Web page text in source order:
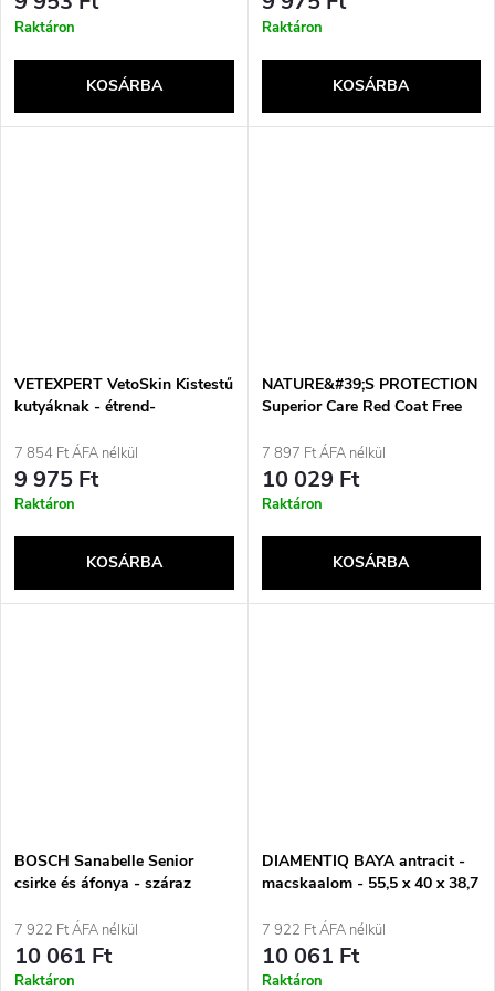
Raktáron
KOSÁRBA
Raktáron
KOSÁRBA
VETEXPERT VetoSkin Kistestű
kutyáknak - étrend-
macskáknak - 60 tabletta
7 854 Ft ÁFA nélkül
9 975 Ft
Raktáron
KOSÁRBA
NATURE&#39;S PROTECTION
Superior Care Red Coat Free
száraz eledel kölyökkutyáknak
- 1,5 kg
7 897 Ft ÁFA nélkül
10 029 Ft
Raktáron
KOSÁRBA
BOSCH Sanabelle Senior
csirke és áfonya - száraz
7 922 Ft ÁFA nélkül
10 061 Ft
Raktáron
DIAMENTIQ BAYA antracit -
macskaalom - 55,5 x 40 x 38,7
7 922 Ft ÁFA nélkül
10 061 Ft
Raktáron